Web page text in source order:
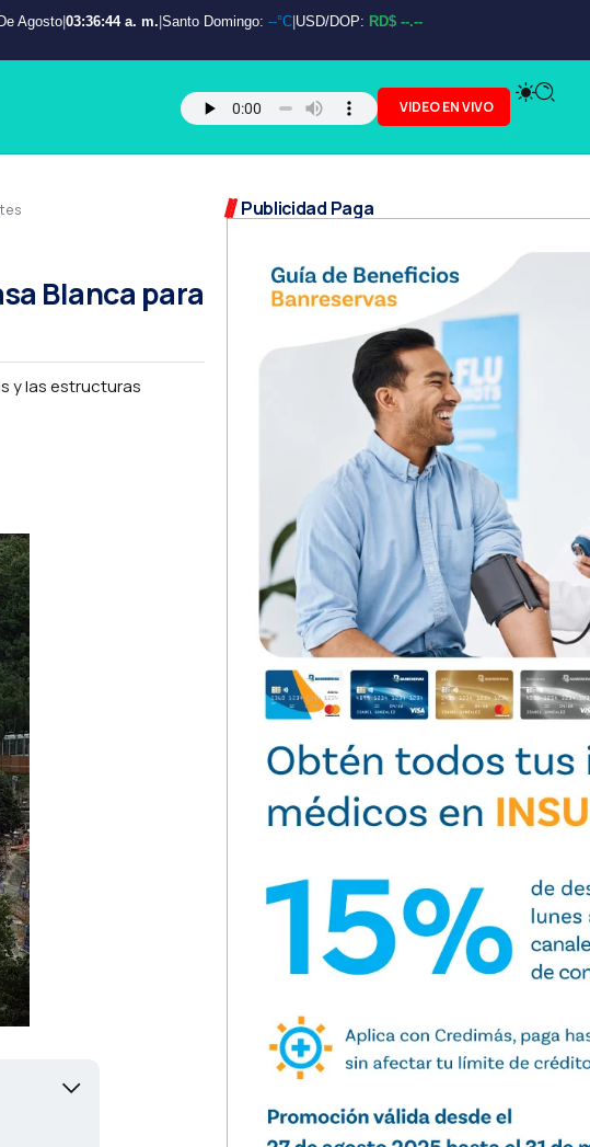
Agosto| 03:36:45 a. m. Santo Domingo: --°C| USD/DOP: RD$ --.--
VIDEO EN VIVO
Blanca para
y las estructuras
Publicidad Paga